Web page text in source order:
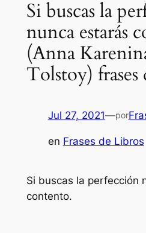
Si buscas la
nunca estarás
(Anna
Tolstoy) frases
Jul 27, 2021—por
en Frases de Libros
Si buscas la perfección
contento.